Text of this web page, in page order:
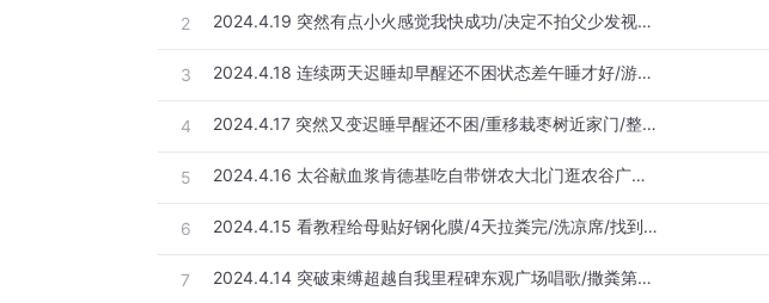
2 2024.4.19 突然有点小火感觉我快成功/决定不拍父少发视频号/我唯一爱好探
3 2024.4.18 连续两天迟睡却早醒还不困状态差午睡才好/游泳带块石板好上岸
4 2024.4.17 突然又变迟睡早醒还不困/重移栽枣树近家门/整理母手机桌面只剩
5 2024.4.16 太谷献血浆肯德基吃自带饼农大北门逛农谷广场书房睡觉看书/晚上
6 2024.4.15 看教程给母贴好钢化膜/4天拉粪完/洗凉席/找到独显装好旧电脑
7 2024.4.14 突破束缚超越自我里程碑东观广场唱歌/撒粪第三天/老宅摘香椿